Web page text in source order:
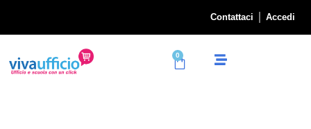
Contattaci Accedi
0